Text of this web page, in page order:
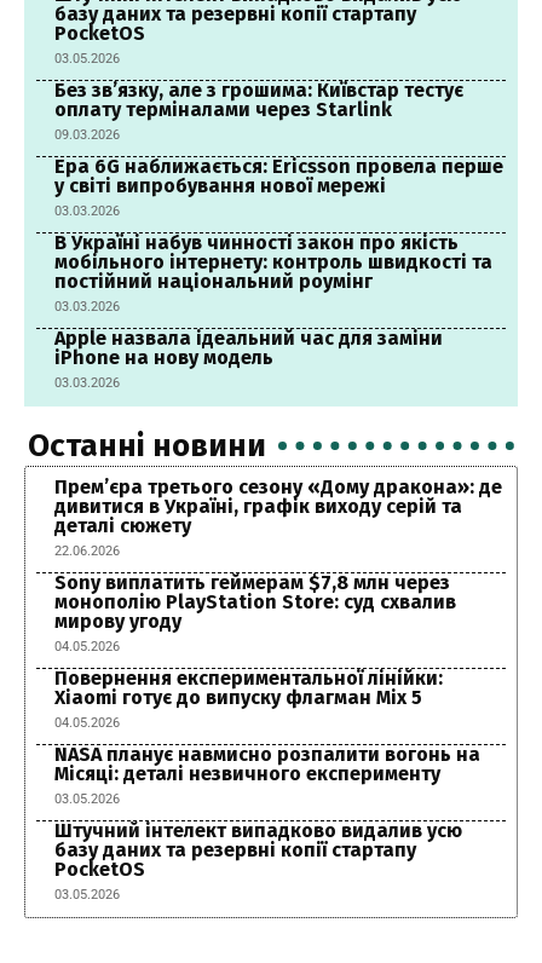
базу даних та резервні копії стартапу
PocketOS
03.05.2026
Без зв’язку, але з грошима: Київстар тестує
оплату терміналами через Starlink
09.03.2026
Ера 6G наближається: Ericsson провела перше
у світі випробування нової мережі
03.03.2026
В Україні набув чинності закон про якість
мобільного інтернету: контроль швидкості та
постійний національний роумінг
03.03.2026
Apple назвала ідеальний час для заміни
iPhone на нову модель
03.03.2026
Останні новини
Прем’єра третього сезону «Дому дракона»: де
дивитися в Україні, графік виходу серій та
деталі сюжету
22.06.2026
Sony виплатить геймерам $7,8 млн через
монополію PlayStation Store: суд схвалив
мирову угоду
04.05.2026
Повернення експериментальної лінійки:
Xiaomi готує до випуску флагман Mix 5
04.05.2026
NASA планує навмисно розпалити вогонь на
Місяці: деталі незвичного експерименту
03.05.2026
Штучний інтелект випадково видалив усю
базу даних та резервні копії стартапу
PocketOS
03.05.2026